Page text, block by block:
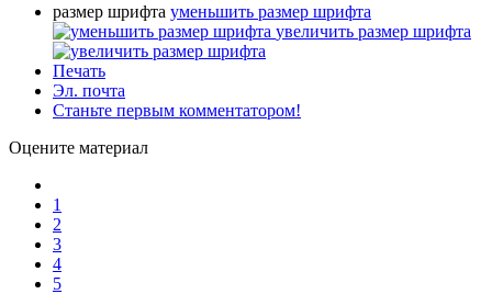
размер шрифта уменьшить размер шрифта
увеличить размер шрифта
Печать
Эл. почта
Станьте первым комментатором!
Оцените материал
1
2
3
4
5